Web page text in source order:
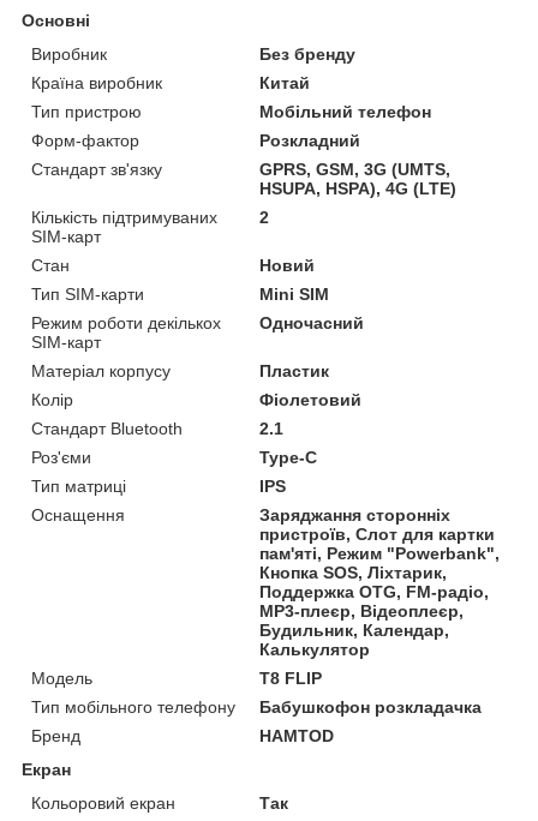
Основні
Виробник
Без бренду
Країна виробник
Китай
Тип пристрою
Мобільний телефон
Форм-фактор
Розкладний
Стандарт зв'язку
GPRS, GSM, 3G (UMTS,
HSUPA, HSPA), 4G (LTE)
Кількість підтримуваних
SIM-карт
2
Стан
Новий
Тип SIM-карти
Mini SIM
Режим роботи декількох
SIM-карт
Одночасний
Матеріал корпусу
Пластик
Колір
Фіолетовий
Стандарт Bluetooth
2.1
Роз'єми
Type-C
Тип матриці
IPS
Оснащення
Заряджання сторонніх
пристроїв, Слот для картки
пам'яті, Режим "Powerbank",
Кнопка SOS, Ліхтарик,
Поддержка OTG, FM-радіо,
MP3-плеєр, Відеоплеєр,
Будильник, Календар,
Калькулятор
Модель
T8 FLIP
Тип мобільного телефону
Бабушкофон розкладачка
Бренд
HAMTOD
Екран
Кольоровий екран
Так